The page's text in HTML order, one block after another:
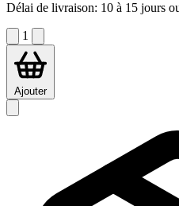
Délai de livraison: 10 à 15 jours
1
Ajouter